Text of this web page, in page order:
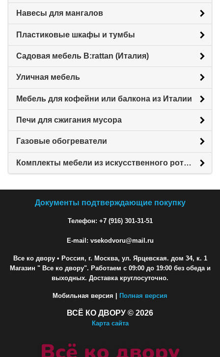
Навесы для мангалов
Пластиковые шкафы и тумбы
Садовая мебель B:rattan (Италия)
Уличная мебель
Мебель для кофейни или балкона из Италии
Печи для сжигания мусора
Газовые обогреватели
Комплекты мебели из искусственного ротанга
Документы подтверждающие покупку
Телефон: +7 (916) 301-31-51
E-mail: vsekodvoru@mail.ru
Все ко двору• Россия, г. Москва, ул. Ярцевская. дом 34, к. 1
Магазин " Все ко двору". Работаем с 09:00 до 19:00 без обеда и
выходных. Доставка круглосуточно.
Мобильная версия | Полная версия
ВСЁ КО ДВОРУ © 2026
Карта сайта